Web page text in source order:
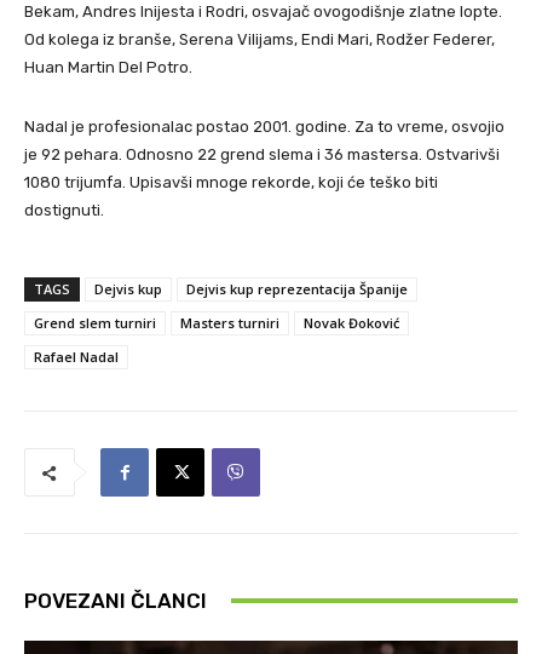
Bekam, Andres Inijesta i Rodri, osvajač ovogodišnje zlatne lopte.
Od kolega iz branše, Serena Vilijams, Endi Mari, Rodžer Federer,
Huan Martin Del Potro.
Nadal je profesionalac postao 2001. godine. Za to vreme, osvojio
je 92 pehara. Odnosno 22 grend slema i 36 mastersa. Ostvarivši
1080 trijumfa. Upisavši mnoge rekorde, koji će teško biti
dostignuti.
TAGS Dejvis kup
Dejvis kup reprezentacija Španije
Grend slem turniri
Masters turniri
Novak Đoković
Rafael Nadal
POVEZANI ČLANCI